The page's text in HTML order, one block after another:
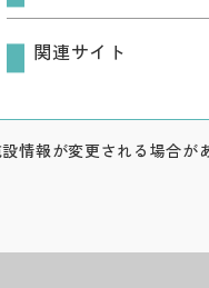
関連サイト
情報が変更される場合が